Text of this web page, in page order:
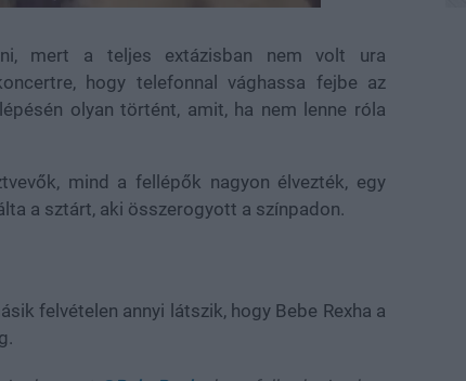
mert a teljes extázisban nem volt ura
hogy telefonnal vághassa fejbe az
olyan történt, amit, ha nem lenne róla
mind a fellépők nagyon élvezték, egy
a sztárt, aki összerogyott a színpadon.
felvételen annyi látszik, hogy Bebe Rexha a